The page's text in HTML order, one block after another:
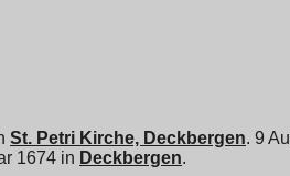
St. Petri Kirche, Deckbergen. 9
1674 in Deckbergen.